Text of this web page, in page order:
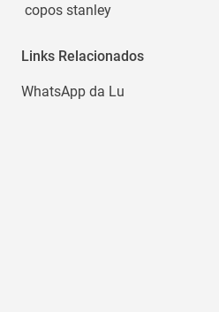
copos stanley
Links Relacionados
WhatsApp da Lu